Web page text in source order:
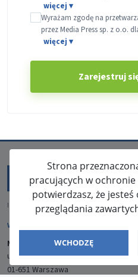
Wyrażam zgodę na
przez Media Press sp. z o.o.
Zarejestruj
Strona
pracujących w
potwierdzasz, że
przeglądania
WCHODZĘ
ISSN: 2080-5438
WYDAWCA
Media-Press Sp. z o.o.
ul. Gwiaździsta 7B/8
01-651 Warszawa